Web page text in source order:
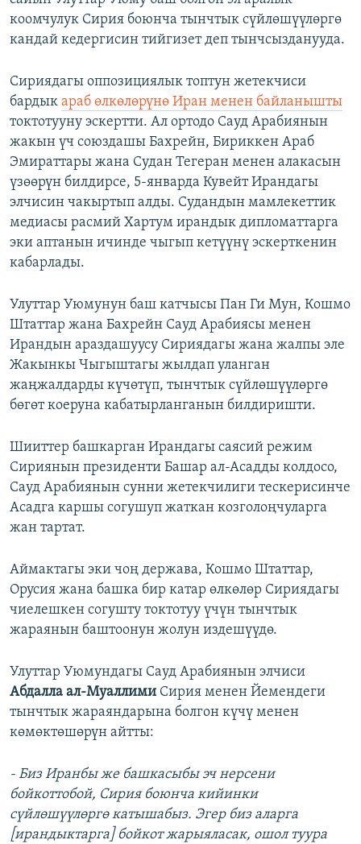
коомчулук Сирия боюнча тынчтык сүйлөшүүлөргө
кандай кедергисин тийгизет деп тынчсызданууда.
Сириядагы оппозициялык топтун жетекчиси
бардык араб өлкөлөрүнө Иран менен байланышты
токтотууну эскертти. Ал ортодо Сауд Арабиянын
жакын үч союздашы Бахрейн, Бириккен Араб
Эмираттары жана Судан Тегеран менен алакасын
үзөөрүн билдирсе, 5-январда Кувейт Ирандагы
элчисин чакыртып алды. Судандын мамлекеттик
медиасы расмий Хартум ирандык дипломаттарга
эки аптанын ичинде чыгып кетүүнү эскерткенин
кабарлады.
Улуттар Уюмунун баш катчысы Пан Ги Мун, Кошмо
Штаттар жана Бахрейн Сауд Арабиясы менен
Ирандын араздашуусу Сириядагы жана жалпы эле
Жакынкы Чыгыштагы жылдап уланган
жаңжалдарды күчөтүп, тынчтык сүйлөшүүлөргө
бөгөт коeруна кабатырланганын билдиришти.
Шииттер башкарган Ирандагы саясий режим
Сириянын президенти Башар ал-Асадды колдосо,
Сауд Арабиянын сунни жетекчилиги тескерисинче
Асадга каршы согушуп жаткан козголоңчуларга
жан тартат.
Аймактагы эки чоң держава, Кошмо Штаттар,
Орусия жана башка бир катар өлкөлөр Сириядагы
чиелешкен согушту токтотуу үчүн тынчтык
жараянын баштоонун жолун издешүүдө.
Улуттар Уюмундагы Сауд Арабиянын элчиси
Абдалла ал-Муаллими Сирия менен Йемендеги
тынчтык жараяндарына болгон күчү менен
көмөктөшөрүн айтты:
- Биз Иранбы же башкасыбы эч нерсени
бойкоттобой, Сирия боюнча кийинки
сүйлөшүүлөргө катышабыз. Эгер биз аларга
[ирандыктарга] бойкот жарыяласак, ошол туура